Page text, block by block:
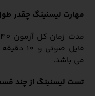
مهارت لیسنینگ چقدر
فایل
می باشد.
تست لیسنینگ از چند